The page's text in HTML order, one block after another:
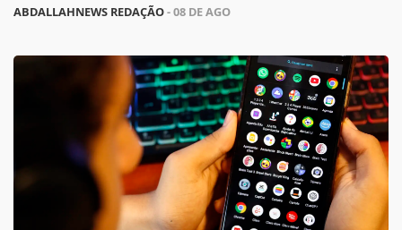
ABDALLAHNEWS REDAÇÃO- 08 DE AGO